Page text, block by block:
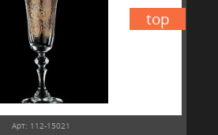
top
Арт: 112-15021